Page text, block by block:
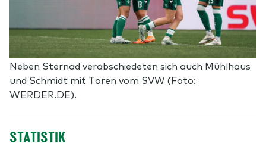
Neben Sternad verabschiedeten sich auch Mühlhaus
und Schmidt mit Toren vom SVW (Foto:
WERDER.DE).
STATISTIK